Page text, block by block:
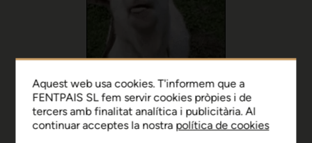
Aquest web usa cookies. T'informem que a
FENTPAIS SL fem servir cookies pròpies i de
tercers amb finalitat analítica i publicitària. Al
continuar acceptes la nostra política de cookies